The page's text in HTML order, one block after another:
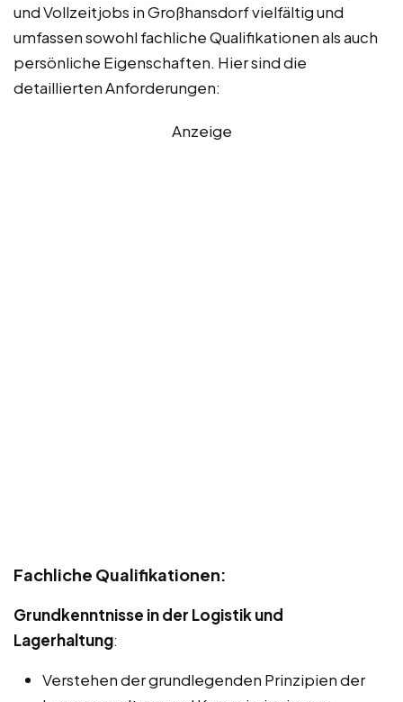
und Vollzeitjobs in Großhansdorf vielfältig und
umfassen sowohl fachliche Qualifikationen als auch
persönliche Eigenschaften. Hier sind die
detaillierten Anforderungen:
Anzeige
Fachliche Qualifikationen:
Grundkenntnisse in der Logistik und
Lagerhaltung:
Verstehen der grundlegenden Prinzipien der